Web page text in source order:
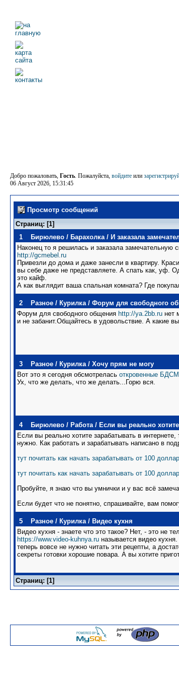
Добро пожаловать, Гость. Пожалуйста, войдите или
06 Август 2026, 15:31:45
Просмотр сообщений
Страниц: [1]
1
Бирюлево / Барахолка/ И заказала
Наконец то я решилась и заказала замечательную
http://gcmebel.ru
Привезли до дома и даже занесли в квартиру.
вы себе даже не представляете. А спать как, уф.
это кайф.
А как выглядит ваша спальная комната? Где
2 Разное / Курилка/ Форум для свободного
Форум для свободного общения http://ya.2bb.ru нет
и не забанит.Общайтесь в удовольствие. А какие
3 Разное / Курилка/ Хочу прям не могу
Вот это я сегодня обсмотрелась откровенные
Ух, что же делать, что же делать...Горю вся.
4 Бирюлево / Работа/ Если вы реально
Если вы реально хотите зарабатывать в
нужно. Как работать и зарабатывать написано в
тут почитать как начать зарабатывать от 100
тут почитать как начать зарабатывать от 100
Пробуйте, я знаю что вы умнички и у вас всё
Если будет что не понятно, спрашивайте, вам
5 Разное / Курилка/ Видео кухня
Видео кухня - знаете что это такое? Нет, - это не
https://www.video-kuhnya.ru называется видео
теперь вовсе не нужно читать эти рецепты, а
секреты готовки хорошие повара. А вы хотите
Страниц: [1]